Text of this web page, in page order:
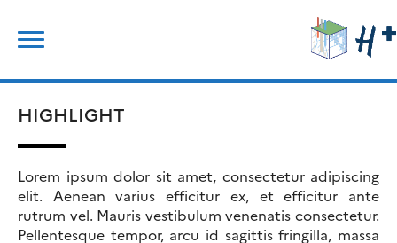
content
HIGHLIGHT
Lorem ipsum dolor sit amet, consectetur adipiscing
elit. Aenean varius efficitur ex, et efficitur ante
rutrum vel. Mauris vestibulum venenatis consectetur.
Pellentesque tempor, arcu id sagittis fringilla, massa
for: